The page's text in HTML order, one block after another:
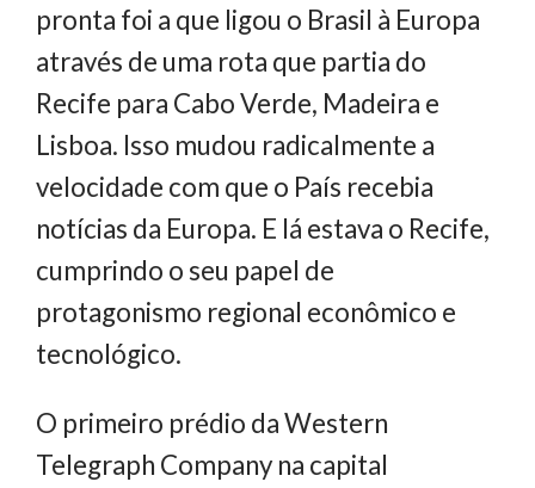
pronta foi a que ligou o Brasil à Europa
através de uma rota que partia do
Recife para Cabo Verde, Madeira e
Lisboa. Isso mudou radicalmente a
velocidade com que o País recebia
notícias da Europa. E lá estava o Recife,
cumprindo o seu papel de
protagonismo regional econômico e
tecnológico.
O primeiro prédio da Western
Telegraph Company na capital